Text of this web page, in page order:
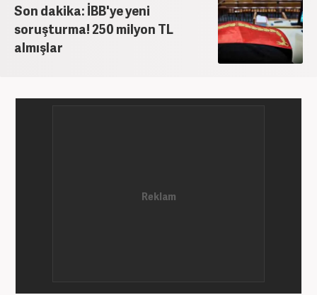
Son dakika: İBB'ye yeni
soruşturma! 250 milyon TL
almışlar